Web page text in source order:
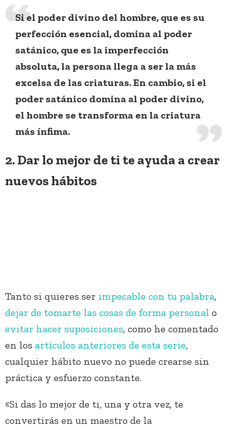
Si el poder divino del hombre, que es su
perfección esencial, domina al poder
satánico, que es la imperfección
absoluta, la persona llega a ser la más
excelsa de las criaturas. En cambio, si el
poder satánico domina al poder divino,
el hombre se transforma en la criatura
más ínfima.
2. Dar lo mejor de ti te ayuda a crear
nuevos hábitos
Tanto si quieres ser impecable con tu palabra,
dejar de tomarte las cosas de forma personal o
evitar hacer suposiciones, como he comentado
en los artículos anteriores de esta serie,
cualquier hábito nuevo no puede crearse sin
práctica y esfuerzo constante.
«Si das lo mejor de ti, una y otra vez, te
convertirás en un maestro de la